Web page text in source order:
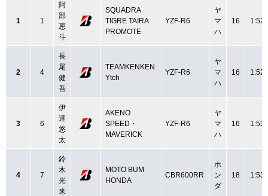
1 1
阿
部
恵
斗
SQUADRA
TIGRE TAIRA
PROMOTE
YZF-R6
ヤ
マ
ハ
16
2 4
長
尾
健
吾
TEAMKENKEN
Ytch
YZF-R6
ヤ
マ
ハ
16
3 6
伊
達
悠
太
AKENO
SPEED・
MAVERICK
YZF-R6
ヤ
マ
ハ
16
4 7
鈴
木
光
来
MOTO BUM
HONDA
CBR600RR
ホ
ン
ダ
18